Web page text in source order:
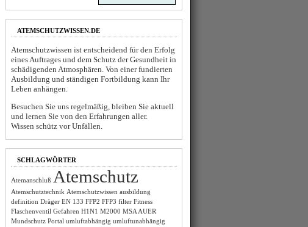
ATEMSCHUTZWISSEN.DE
Atemschutzwissen ist entscheidend für den Erfolg
eines Auftrages und dem Schutz der Gesundheit in
schädigenden Atmosphären. Von einer fundierten
Ausbildung und ständigen Fortbildung kann Ihr
Leben anhängen.
Besuchen Sie uns regelmäßig, bleiben Sie aktuell
und lernen Sie von den Erfahrungen aller.
Wissen schütz vor Unfällen.
SCHLAGWÖRTER
Atemanschluß Atemschutz
Atemschutztechnik Atemschutzwissen ausbildung
definition Dräger EN 133 FFP2 FFP3 filter Fitness
Flaschenventil Gefahren H1N1 M2000 MSA AUER
Mundschutz Portal umluftabhängig umluftunabhängig